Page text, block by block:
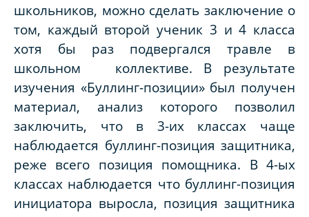
школьников, можно сделать заключение о
том, каждый второй ученик 3 и 4 класса
хотя бы раз подвергался травле в
школьном коллективе. В результате
изучения «Буллинг-позиции» был получен
материал, анализ которого позволил
заключить, что в 3-их классах чаще
наблюдается буллинг-позиция защитника,
реже всего позиция помощника. В 4-ых
классах наблюдается что буллинг-позиция
инициатора выросла, позиция защитника